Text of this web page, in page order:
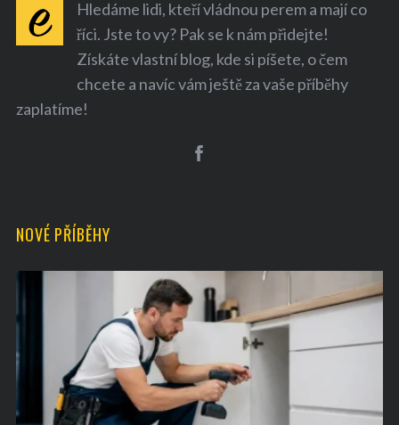
Hledáme lidi, kteří vládnou perem a mají co
říci. Jste to vy? Pak se k nám přidejte!
Získáte vlastní blog, kde si píšete, o čem
chcete a navíc vám ještě za vaše příběhy
zaplatíme!
NOVÉ PŘÍBĚHY